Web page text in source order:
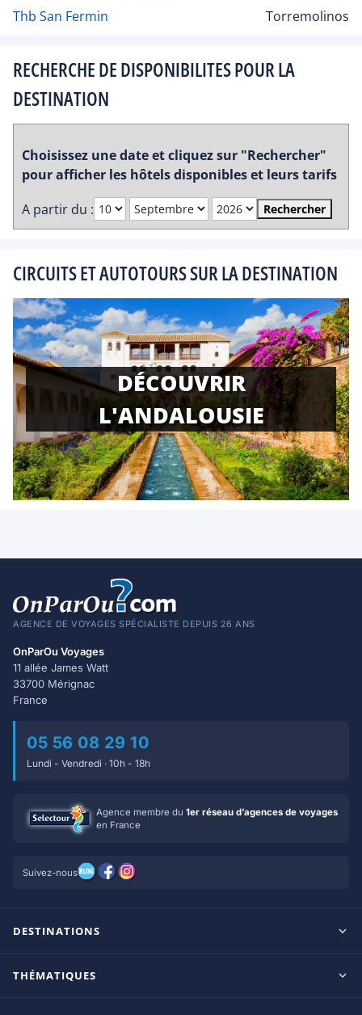
Thb San Fermin
Torremolinos
RECHERCHE DE DISPONIBILITES POUR LA
DESTINATION
Choisissez une date et cliquez sur "Rechercher"
pour afficher les hôtels disponibles et leurs tarifs
A partir du :
Rechercher
CIRCUITS ET AUTOTOURS SUR LA DESTINATION
DÉCOUVRIR
L'ANDALOUSIE
AGENCE DE VOYAGES SPÉCIALISTE DEPUIS 26 ANS
OnParOu Voyages
11 allée James Watt
33700 Mérignac
France
05 56 08 29 10
Lundi - Vendredi · 10h - 18h
Agence membre du 1er réseau d’agences de voyages
en France
Suivez-nous
DESTINATIONS
THÉMATIQUES